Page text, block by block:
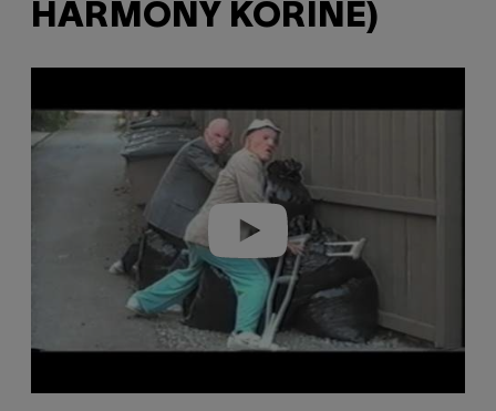
HARMONY KORINE)
a
v